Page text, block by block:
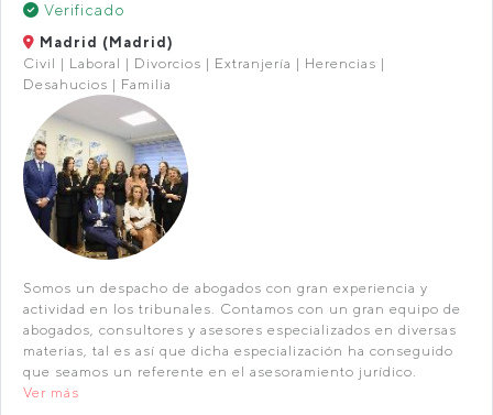
Verificado
Madrid (Madrid)
Civil | Laboral | Divorcios | Extranjería | Herencias |
Desahucios | Familia
Somos un despacho de abogados con gran experiencia y
actividad en los tribunales. Contamos con un gran equipo de
abogados, consultores y asesores especializados en diversas
materias, tal es así que dicha especialización ha conseguido
que seamos un referente en el asesoramiento jurídico.
Ver más